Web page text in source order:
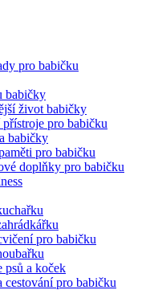
pro babičku
babičky
život babičky
pro babičku
babičky
pro babičku
doplňky pro babičku
pro babičku
a koček
pro babičku